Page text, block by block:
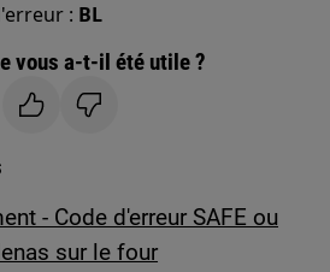
: BL
vous a-t-il été utile ?
- Code d'erreur SAFE ou
sur le four